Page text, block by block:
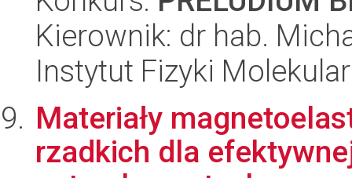
Kierownik: dr hab.
Instytut Fizyki
Materiały
rzadkich dla